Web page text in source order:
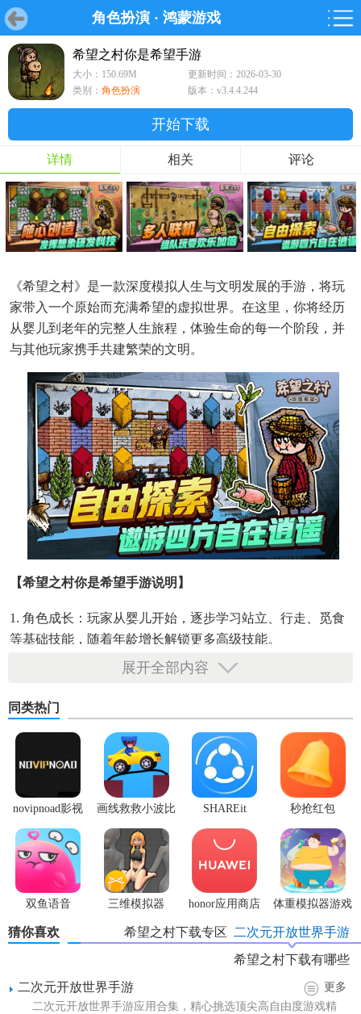
角色扮演 · 鸿蒙游戏
首页 游戏 软件 鸿蒙游戏
首页 游戏 软件 鸿蒙
游戏
鸿蒙
软件
专题
希望之村你是希望手游
大小：150.69M
更新时间：2026-03-30
类别： 角色扮演 版本：v3.4.4.244
开始下载
详情 相关 评论
《希望之村》是一款深度模拟人生与文明发展的手游，将玩
家带入一个原始而充满希望的虚拟世界。在这里，你将经历
从婴儿到老年的完整人生旅程，体验生命的每一个阶段，并
与其他玩家携手共建繁荣的文明。
【希望之村你是希望手游说明】
1. 角色成长：玩家从婴儿开始，逐步学习站立、行走、觅食
等基础技能，随着年龄增长解锁更多高级技能。
2. 文明建设：通过采集资源、制作工具、建造房屋，逐步发
家族、部落，形成复杂的社会结构。
4. 历史事件：游戏中会随机触发历史事件，如自然灾害、战
争、科技革命等，考验玩家的应变能力和决策智慧。
【希望之村你是希望手游特色】
1. 深度模拟：游戏深度模拟了人生的各个阶段和文明发展的
全过程，让玩家体验真实的生存与挑战。
2. 开放世界：广阔的游戏世界，包含多种地形和生态，为玩
家提供了丰富的探索空间。
3. 高度自由：玩家可以自由选择职业、发展方向，甚至影响
文明的兴衰，游戏进程完全由玩家主导。
展开全部内容
同类热门
novipnoad影视
平台手机版
画线救救小波比
最新版
SHAREit
秒抢红包
app2.7.3
双鱼语音
三维模拟器
1.5.23
honor应用商店 体重模拟器游戏
猜你喜欢 二次元开放世界手游
希望之村下载专区
希望之村下载有哪些
二次元开放世界手游
更多
二次元开放世界手游应用合集，精心挑选顶尖高自由度游戏精